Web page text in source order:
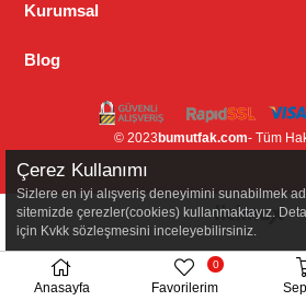
Kurumsal
Blog
© 2023 bumutfak.com- Tüm
Çerez Kullanımı
Sizlere en iyi alışveriş deneyimini sunabilmek
sitemizde çerezler(cookies) kullanmaktayız.
için Kvkk sözleşmesini inceleyebilirsiniz.
Anasayfa Favorilerim
0